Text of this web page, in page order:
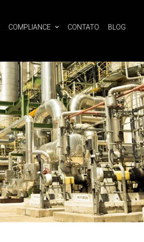
COMPLIANCE CONTATO BLOG